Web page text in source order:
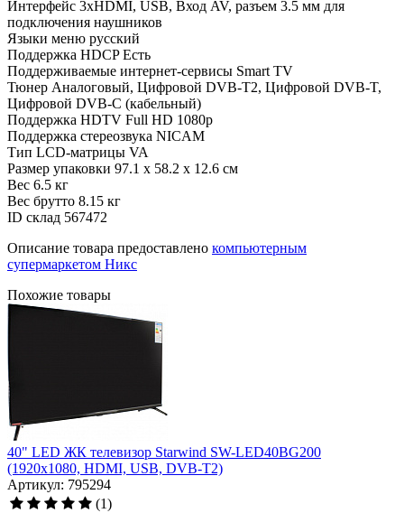
Интерфейс 3xHDMI, USB, Вход AV, разъем 3.5 мм для
подключения наушников
Языки меню русский
Поддержка HDCP Есть
Поддерживаемые интернет-сервисы Smart TV
Тюнер Аналоговый, Цифровой DVB-T2, Цифровой DVB-T,
Цифровой DVB-C (кабельный)
Поддержка HDTV Full HD 1080p
Поддержка стереозвука NICAM
Тип LCD-матрицы VA
Размер упаковки 97.1 x 58.2 x 12.6 см
Вес 6.5 кг
Вес брутто 8.15 кг
ID склад 567472
Описание товара предоставлено компьютерным
супермаркетом Никс
Похожие товары
40" LED ЖК телевизор Starwind SW-LED40BG200
(1920x1080, HDMI, USB, DVB-T2)
Артикул: 795294
(1)